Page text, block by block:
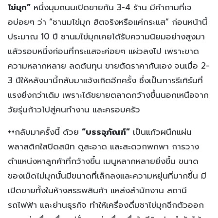
ไข่มุก” หนึ่งมุมถนนเปิดขายกัน 3-4 ร้าน มีคำถามที่เจ
อบ่อยๆ ว่า “ชานมไข่มุก ฮิตจริงหรือแค่กระแส” ก่อนหน้านี้
ประมาณ 10 ปี ชานมไข่มุกเคยได้รับความนิยมอย่างสูงมา
แล้วรอบหนึ่งก่อนที่กระแสจะค่อยๆ แผ่วลงไป เพราะขาด
ความหลากหลาย ลดต้นทุน ขายตัดราคากันเอง จนเมื่อ 2-
3 ปีให้หลังมานี้กลับมาแจ้งเกิดอีกครั้ง ซึ่งเป็นการรีเทิร์นที่
แรงยิ่งกว่าเดิม เพราะได้ขยายตลาดกว้างขึ้นนอกเหนือจาก
วัยรุ่นก้าวไปสู่คนทำงาน และครอบครัว
++กลับมาครั้งนี้ ด้วย “บรรจุภัณฑ์” เป็นแก้วผนึกแผ่น
พลาสติกใสปิดสนิท ดูสะอาด และสะดวกพกพา การวาง
ตำแหน่งหาลูกค้าที่กว้างขึ้น เมนูหลากหลายยิ่งขึ้น ขนาด
ของเม็ดไม่มุกนั้นมีขนาดที่เล็กลงและความหยุ่นที่มากขึ้น มี
เปิดขายทั้งในห้างสรรพสินค้า แหล่งสำนักงาน สถานี
รถไฟฟ้า และย่านธุรกิจ ทำให้เครื่องดื่มชาไข่มุกฉีกตัวออก